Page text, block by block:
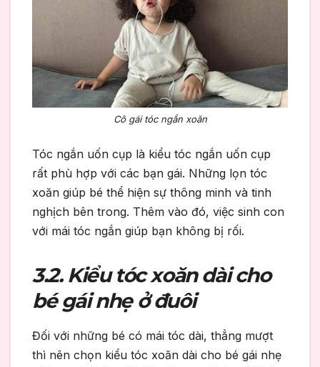
Cô gái tóc ngắn xoăn
Tóc ngắn uốn cụp là kiểu tóc ngắn uốn cụp
rất phù hợp với các bạn gái. Những lọn tóc
xoăn giúp bé thể hiện sự thông minh và tinh
nghịch bên trong. Thêm vào đó, việc sinh con
với mái tóc ngắn giúp bạn không bị rối.
3.2. Kiểu tóc xoăn dài cho
bé gái nhẹ ở đuôi
Đối với những bé có mái tóc dài, thẳng mượt
thì nên chọn kiểu tóc xoăn dài cho bé gái nhẹ